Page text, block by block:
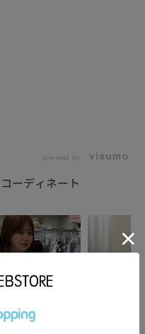
powered by
ーディネート